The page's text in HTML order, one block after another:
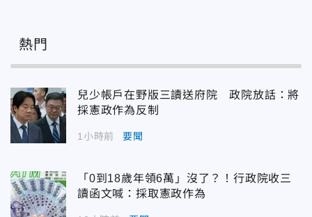
熱門
兒少帳戶在野版三讀送府院 政院放話：將
採憲政作為反制
1小時前 要聞
「0到18歲年領6萬」沒了？！行政院收三
讀函文喊：採取憲政作為